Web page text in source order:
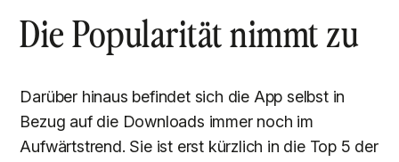
Die Popularität nimmt zu
Darüber hinaus befindet sich die App selbst in
Bezug auf die Downloads immer noch im
Aufwärtstrend. Sie ist erst kürzlich in die Top 5 der